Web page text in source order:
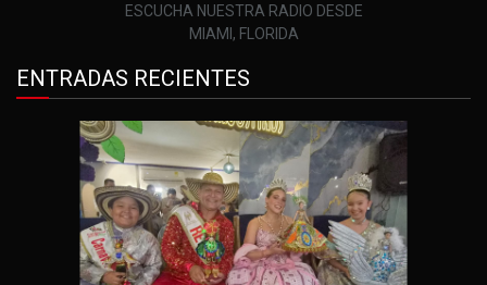
ESCUCHA NUESTRA RADIO DESDE
MIAMI, FLORIDA
ENTRADAS RECIENTES